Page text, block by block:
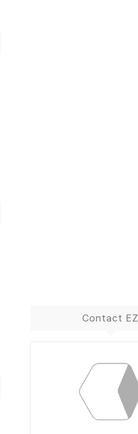
Contact EZ